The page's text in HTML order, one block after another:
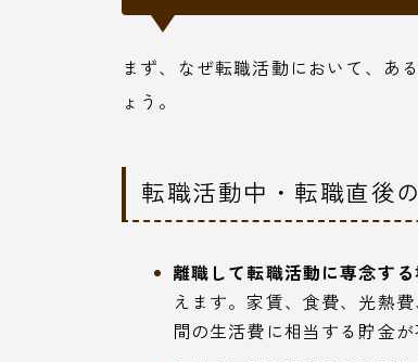
まず、なぜ転職活動において、あ
ょう。
転職活動中・転職直後
離職して転職活動に専念する
えます。家賃、食費、光熱
間の生活費に相当する貯金が